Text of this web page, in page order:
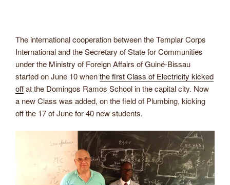
The international cooperation between the Templar Corps
International and the Secretary of State for Communities
under the Ministry of Foreign Affairs of Guiné-Bissau
started on June 10 whenthe first Class of Electricity kicked
offat the Domingos Ramos School in the capital city. Now
a new Class was added, on the field of Plumbing, kicking
off the 17 of June for 40 new students.